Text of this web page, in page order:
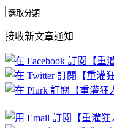
全
文
章
分
類
接收新文章通知